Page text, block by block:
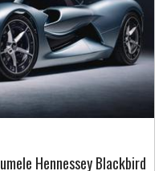
Hennessey Blackbird